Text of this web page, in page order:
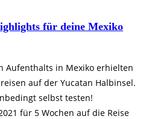
für deine Mexiko
Aufenthalts in Mexiko erhielten
auf der Yucatan Halbinsel.
selbst testen!
für 5 Wochen auf die Reise